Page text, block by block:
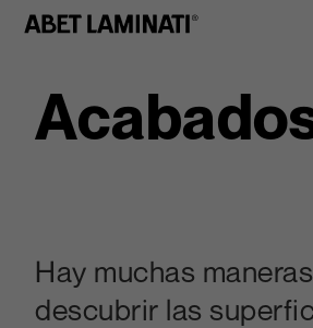
Hay muchas
descubrir las